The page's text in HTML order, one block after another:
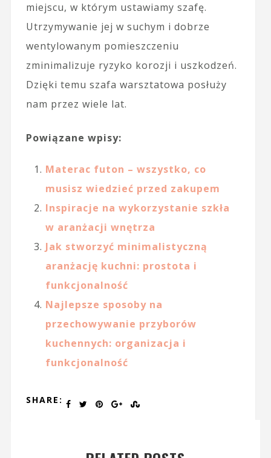
miejscu, w którym ustawiamy szafę.
Utrzymywanie jej w suchym i dobrze
wentylowanym pomieszczeniu
zminimalizuje ryzyko korozji i uszkodzeń.
Dzięki temu szafa warsztatowa posłuży
nam przez wiele lat.
Powiązane wpisy:
Materac futon – wszystko, co
musisz wiedzieć przed zakupem
Inspiracje na wykorzystanie szkła
w aranżacji wnętrza
Jak stworzyć minimalistyczną
aranżację kuchni: prostota i
funkcjonalność
Najlepsze sposoby na
przechowywanie przyborów
kuchennych: organizacja i
funkcjonalność
SHARE: